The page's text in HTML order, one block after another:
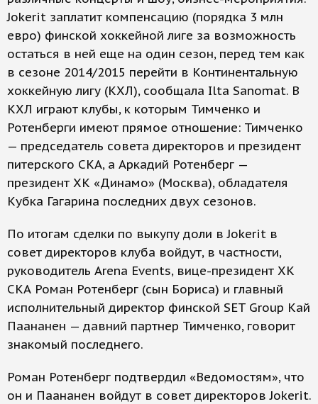
Jokerit заплатит компенсацию (порядка 3 млн
евро) финской хоккейной лиге за возможность
остаться в ней еще на один сезон, перед тем как
в сезоне 2014/2015 перейти в Континентальную
хоккейную лигу (КХЛ), сообщала Ilta Sanomat. В
КХЛ играют клубы, к которым Тимченко и
Ротенберги имеют прямое отношение: Тимченко
— председатель совета директоров и президент
питерского СКА, а Аркадий Ротенберг —
президент ХК «Динамо» (Москва), обладателя
Кубка Гагарина последних двух сезонов.
По итогам сделки по выкупу доли в Jokerit в
совет директоров клуба войдут, в частности,
руководитель Arena Events, вице-президент ХК
СКА Роман Ротенберг (сын Бориса) и главный
исполнительный директор финской SET Group Кай
Паананен — давний партнер Тимченко, говорит
знакомый последнего.
Роман Ротенберг подтвердил «Ведомостям», что
он и Паананен войдут в совет директоров Jokerit.